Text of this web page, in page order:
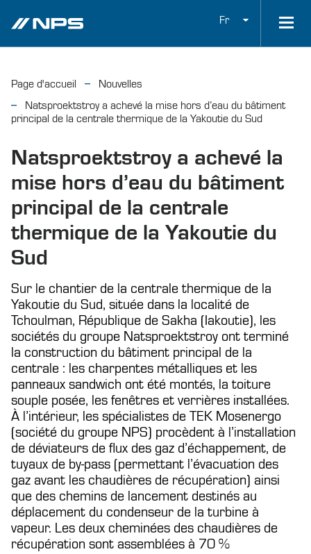
Fr
Page d'accueil
Nouvelles
Natsproektstroy a achevé la mise hors d’eau du bâtiment
principal de la centrale thermique de la Yakoutie du Sud
Natsproektstroy a achevé la
mise hors d’eau du bâtiment
principal de la centrale
thermique de la Yakoutie du
Sud
Sur le chantier de la centrale thermique de la
Yakoutie du Sud, située dans la localité de
Tchoulman, République de Sakha (Iakoutie), les
sociétés du groupe Natsproektstroy ont terminé
la construction du bâtiment principal de la
centrale : les charpentes métalliques et les
panneaux sandwich ont été montés, la toiture
souple posée, les fenêtres et verrières installées.
À l’intérieur, les spécialistes de TEK Mosenergo
(société du groupe NPS) procèdent à l’installation
de déviateurs de flux des gaz d’échappement, de
tuyaux de by-pass (permettant l’évacuation des
gaz avant les chaudières de récupération) ainsi
que des chemins de lancement destinés au
déplacement du condenseur de la turbine à
vapeur. Les deux cheminées des chaudières de
récupération sont assemblées à 70 %